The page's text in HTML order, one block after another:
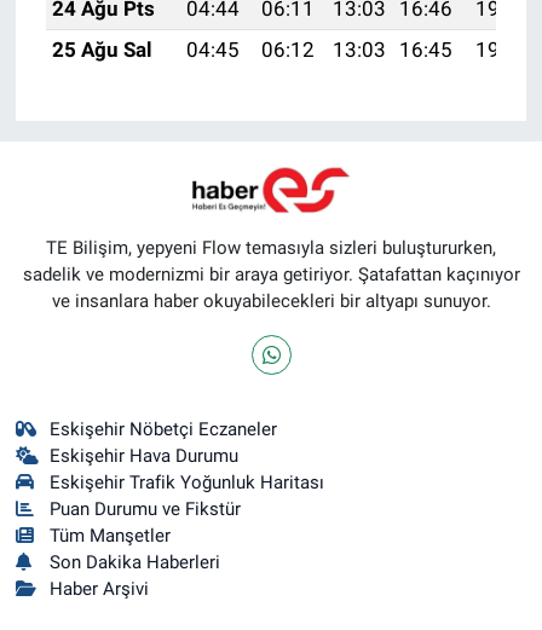
24 Ağu Pts
04:44 06:11 13:03 16:46
19:45
25 Ağu Sal
04:45 06:12 13:03 16:45 19:44
TE Bilişim, yepyeni Flow temasıyla sizleri buluştururken,
sadelik ve modernizmi bir araya getiriyor. Şatafattan kaçınıyor
ve insanlara haber okuyabilecekleri bir altyapı sunuyor.
Eskişehir Nöbetçi Eczaneler
Eskişehir Hava Durumu
Eskişehir Trafik Yoğunluk Haritası
Puan Durumu ve Fikstür
Tüm Manşetler
Son Dakika Haberleri
Haber Arşivi